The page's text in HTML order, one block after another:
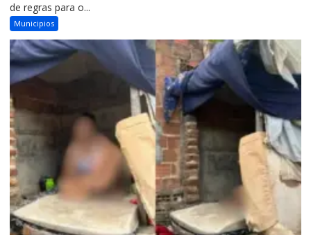
de regras para o...
Municipios